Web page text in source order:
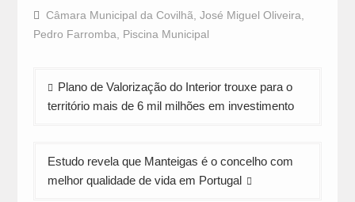
Facebook
(Opens
in
new
WhatsApp
(Opens
in
new
Twitter
(Opens
in
new
Câmara Municipal da Covilhã José Miguel Oliveira
Pedro Farromba
Piscina Municipal
Navegação
de
Plano de Valorização do Interior trouxe para o
território mais de 6 mil milhões em investimento
Estudo revela que Manteigas é o concelho com
melhor qualidade de vida em Portugal